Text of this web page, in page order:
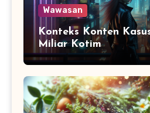
Wawasan
Konteks Konten
Miliar Kotim